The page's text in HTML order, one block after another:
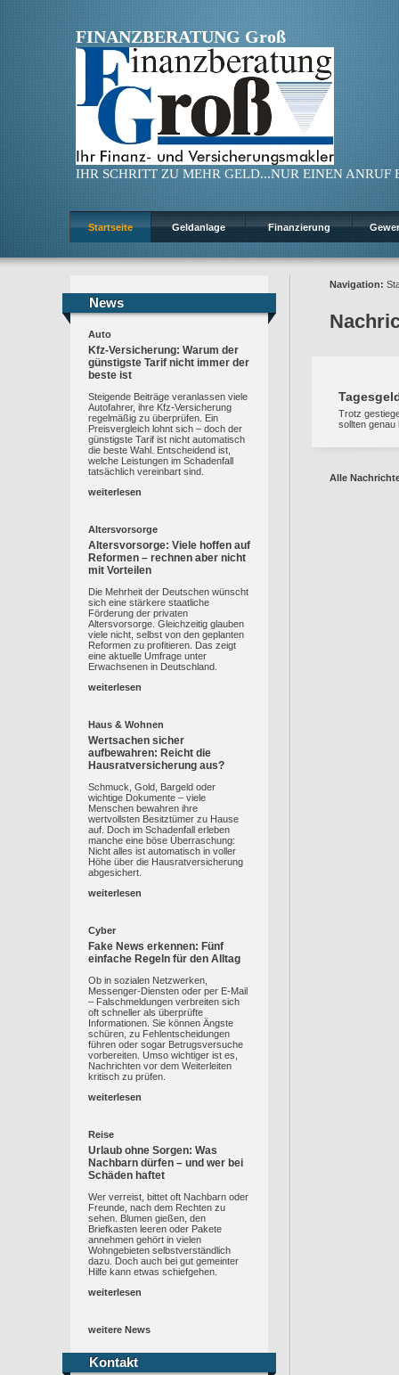
FINANZBERATUNG Groß
IHR SCHRITT ZU MEHR GELD...NUR EINEN ANRUF
Startseite Geldanlage Finanzierung
News
News
Auto
Kfz-Versicherung: Warum der
günstigste Tarif nicht immer der
beste ist
Steigende Beiträge veranlassen viele
Autofahrer, ihre Kfz-Versicherung
regelmäßig zu überprüfen. Ein
Preisvergleich lohnt sich – doch der
günstigste Tarif ist nicht automatisch
die beste Wahl. Entscheidend ist,
welche Leistungen im Schadenfall
tatsächlich vereinbart sind.
weiterlesen
Altersvorsorge
Altersvorsorge: Viele hoffen auf
Reformen – rechnen aber nicht
mit Vorteilen
Die Mehrheit der Deutschen wünscht
sich eine stärkere staatliche
Förderung der privaten
Altersvorsorge. Gleichzeitig glauben
viele nicht, selbst von den geplanten
Reformen zu profitieren. Das zeigt
eine aktuelle Umfrage unter
Erwachsenen in Deutschland.
weiterlesen
Haus & Wohnen
Wertsachen sicher
aufbewahren: Reicht die
Hausratversicherung aus?
Schmuck, Gold, Bargeld oder
wichtige Dokumente – viele
Menschen bewahren ihre
wertvollsten Besitztümer zu Hause
auf. Doch im Schadenfall erleben
manche eine böse Überraschung:
Nicht alles ist automatisch in voller
Höhe über die Hausratversicherung
abgesichert.
weiterlesen
Cyber
Fake News erkennen: Fünf
einfache Regeln für den Alltag
Ob in sozialen Netzwerken,
Messenger-Diensten oder per E-Mail
– Falschmeldungen verbreiten sich
oft schneller als überprüfte
Informationen. Sie können Ängste
schüren, zu Fehlentscheidungen
führen oder sogar Betrugsversuche
vorbereiten. Umso wichtiger ist es,
Nachrichten vor dem Weiterleiten
kritisch zu prüfen.
weiterlesen
Reise
Urlaub ohne Sorgen: Was
Nachbarn dürfen – und wer bei
Schäden haftet
Wer verreist, bittet oft Nachbarn oder
Freunde, nach dem Rechten zu
sehen. Blumen gießen, den
Briefkasten leeren oder Pakete
annehmen gehört in vielen
Wohngebieten selbstverständlich
dazu. Doch auch bei gut gemeinter
Hilfe kann etwas schiefgehen.
weiterlesen
weitere News
Kontakt
Kontakt
Navigation:
Trotz
sollten genau
Alle